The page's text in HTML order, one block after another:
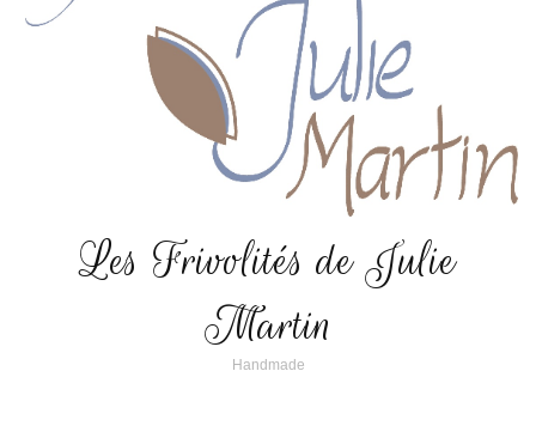
Les Frivolités de Julie
Martin
Handmade